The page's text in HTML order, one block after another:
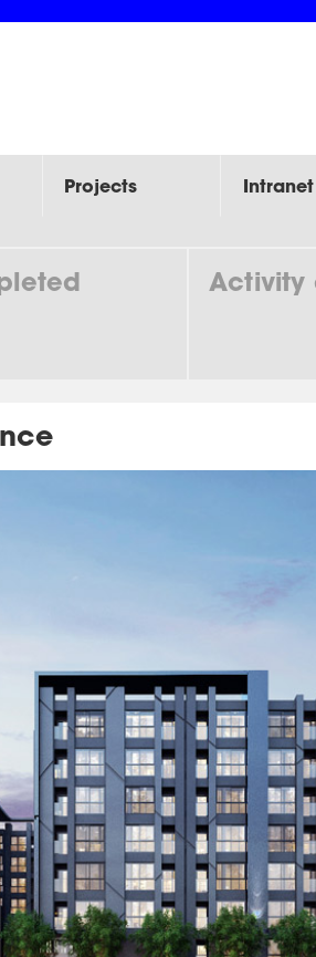
Projects Intranet
Activity